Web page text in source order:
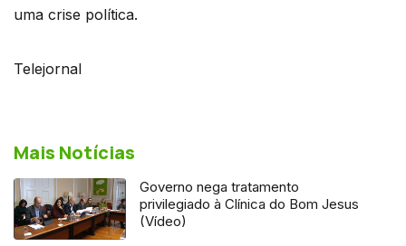
uma crise política.
Telejornal
Mais Notícias
Governo nega tratamento
privilegiado à Clínica do Bom Jesus
(Vídeo)